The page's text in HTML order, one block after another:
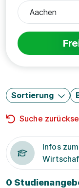
Sortierung
Suche
Infos
0